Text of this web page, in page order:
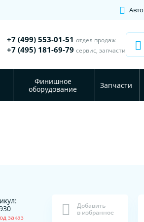
+7 (499) 553-01-51 отдел продаж
+7 (495) 181-69-79 сервис, запчасти
Финишное
оборудование
Запчасти
заказ
Добавить
в избранное